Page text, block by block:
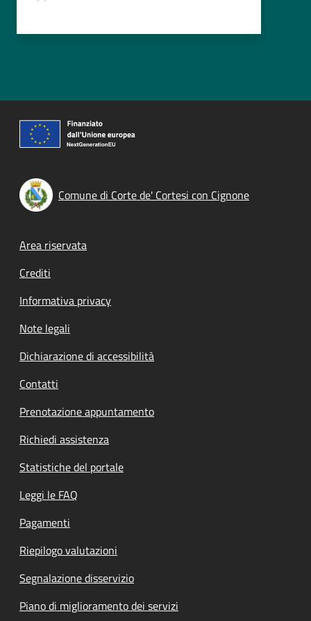
Comune di Corte de' Cortesi con Cignone
Footer menu
Area riservata
Crediti
Informativa privacy
Note legali
Dichiarazione di accessibilità
Contatti
Prenotazione appuntamento
Richiedi assistenza
Statistiche del portale
Leggi le FAQ
Pagamenti
Riepilogo valutazioni
Segnalazione disservizio
Piano di miglioramento dei servizi